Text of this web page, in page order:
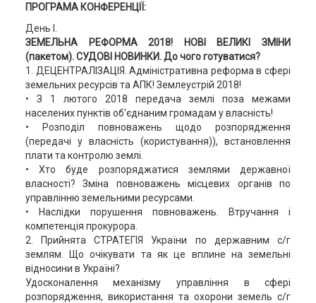
ПРОГРАМА КОНФЕРЕНЦІЇ:
День І.
ЗЕМЕЛЬНА РЕФОРМА 2018! НОВІ ВЕЛИКІ ЗМІНИ
(пакетом). СУДОВІ НОВИНКИ. До чого готуватися?
1. ДЕЦЕНТРАЛІЗАЦІЯ. Адміністративна реформа в сфері
земельних ресурсів та АПК! Землеустрій 2018!
• З 1 лютого 2018 передача землі поза межами
населених пунктів об'єднаним громадам у власність!
• Розподіл повноважень щодо розпорядження
(передачі у власність (користування)), встановлення
плати та контролю землі.
• Хто буде розпоряджатися землями державної
власності? Зміна повноважень місцевих органів по
управлінню земельними ресурсами.
• Наслідки порушення повноважень. Втручання і
компетенція прокурора.
2. Прийнята СТРАТЕГІЯ України по державним с/г
землям. Що очікувати та як це вплине на земельні
відносини в Україні?
Удосконалення механізму управління в сфері
розпорядження, використання та охорони земель с/г